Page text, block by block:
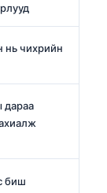
нь чихрийн
дараа
биш